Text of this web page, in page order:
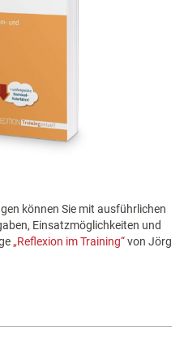
können Sie mit ausführlichen
Einsatzmöglichkeiten und
„Reflexion im Training“von Jörg